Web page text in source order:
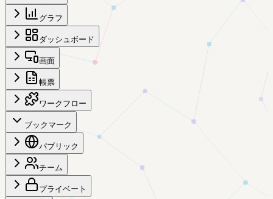
グラフ
ダッシュボード
画面
帳票
ワークフロー
ブックマーク
パブリック
チーム
プライベート